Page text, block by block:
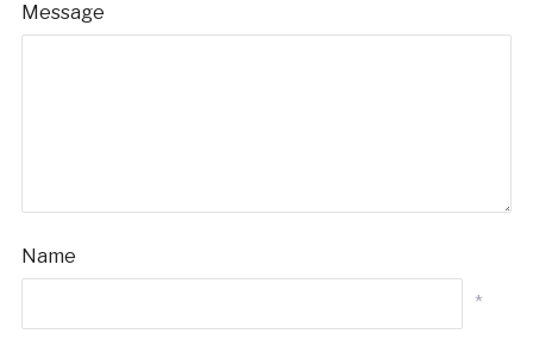
Message
Name
*